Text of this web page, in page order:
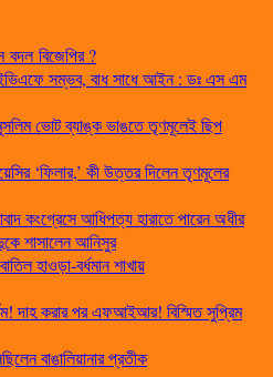
বদল বিজেপির ?
সম্ভব, বাধ সাধে আইন : ডঃ এস এম
ভোট ব্যাঙ্ক ভাঙতে তৃণমূলেই ছিপ
‘ফিলার,’ কী উত্তর দিলেন তৃণমূলের
কংগ্রেসে আধিপত্য হারাতে পারেন অধীর
শাসালেন আনিসুর
হাওড়া-বর্ধমান শাখায়
দাহ করার পর এফআইআর! বিস্মিত সুপ্রিম
বাঙালিয়ানার প্রতীক